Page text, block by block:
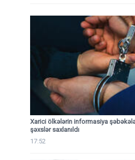
Xarici ölkələrin informasiya
şəxslər saxlanıldı
17:52